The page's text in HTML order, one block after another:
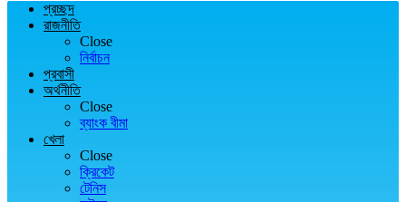
প্রচ্ছদ
রাজনীতি
Close
নির্বাচন
প্রবাসী
অর্থনীতি
Close
ব্যাংক বীমা
খেলা
Close
ক্রিকেট
টেনিস